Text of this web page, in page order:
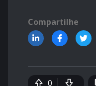
Compartilhe
0